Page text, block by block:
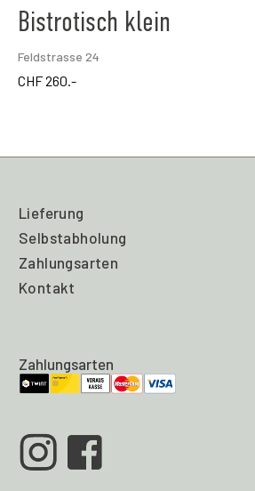
Bistrotisch klein
Feldstrasse 24
CHF260.-
Lieferung
Selbstabholung
Zahlungsarten
Kontakt
Zahlungsarten